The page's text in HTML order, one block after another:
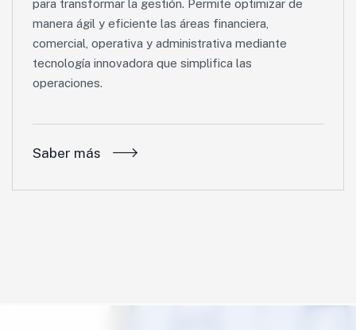
para transformar la gestión. Permite optimizar de
manera ágil y eficiente las áreas financiera,
comercial, operativa y administrativa mediante
tecnología innovadora que simplifica las
operaciones.
Saber más